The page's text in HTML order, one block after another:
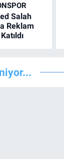
Salah
Reklam